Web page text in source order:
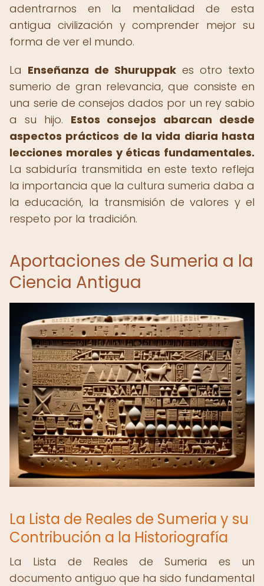
adentrarnos en la mentalidad de esta
antigua civilización y comprender mejor su
forma de ver el mundo.
La Enseñanza de Shuruppak es otro texto
sumerio de gran relevancia, que consiste en
una serie de consejos dados por un rey sabio
a su hijo. Estos consejos abarcan desde
aspectos prácticos de la vida diaria hasta
lecciones morales y éticas fundamentales.
La sabiduría transmitida en este texto refleja
la importancia que la cultura sumeria daba a
la educación, la transmisión de valores y el
respeto por la tradición.
Aportaciones de Sumeria a la
Ciencia Antigua
La Lista de Reales de Sumeria y su
Contribución a la Historiografía
La Lista de Reales de Sumeria es un
documento antiguo que ha sido fundamental